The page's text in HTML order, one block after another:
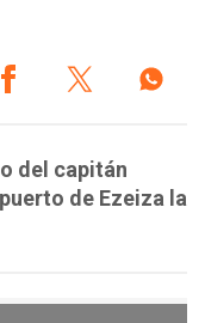
del capitán
de Ezeiza la